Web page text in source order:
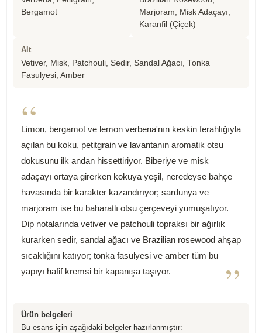
Bergamot
Marjoram, Misk Adaçayı,
Karanfil (Çiçek)
Alt
Vetiver, Misk, Patchouli, Sedir, Sandal Ağacı, Tonka
Fasulyesi, Amber
“
Limon, bergamot ve lemon verbena'nın keskin ferahlığıyla
açılan bu koku, petitgrain ve lavantanın aromatik otsu
dokusunu ilk andan hissettiriyor. Biberiye ve misk
adaçayı ortaya girerken kokuya yeşil, neredeyse bahçe
havasında bir karakter kazandırıyor; sardunya ve
marjoram ise bu baharatlı otsu çerçeveyi yumuşatıyor.
Dip notalarında vetiver ve patchouli topraksı bir ağırlık
kurarken sedir, sandal ağacı ve Brazilian rosewood ahşap
sıcaklığını katıyor; tonka fasulyesi ve amber tüm bu
yapıyı hafif kremsi bir kapanışa taşıyor.
”
Ürün belgeleri
Bu esans için aşağıdaki belgeler hazırlanmıştır: